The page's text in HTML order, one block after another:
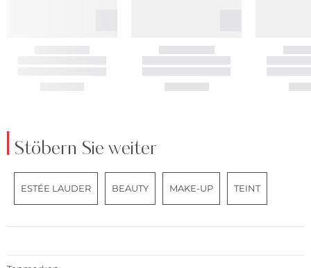
Stöbern Sie weiter
ESTÉE LAUDER BEAUTY MAKE-UP TEINT